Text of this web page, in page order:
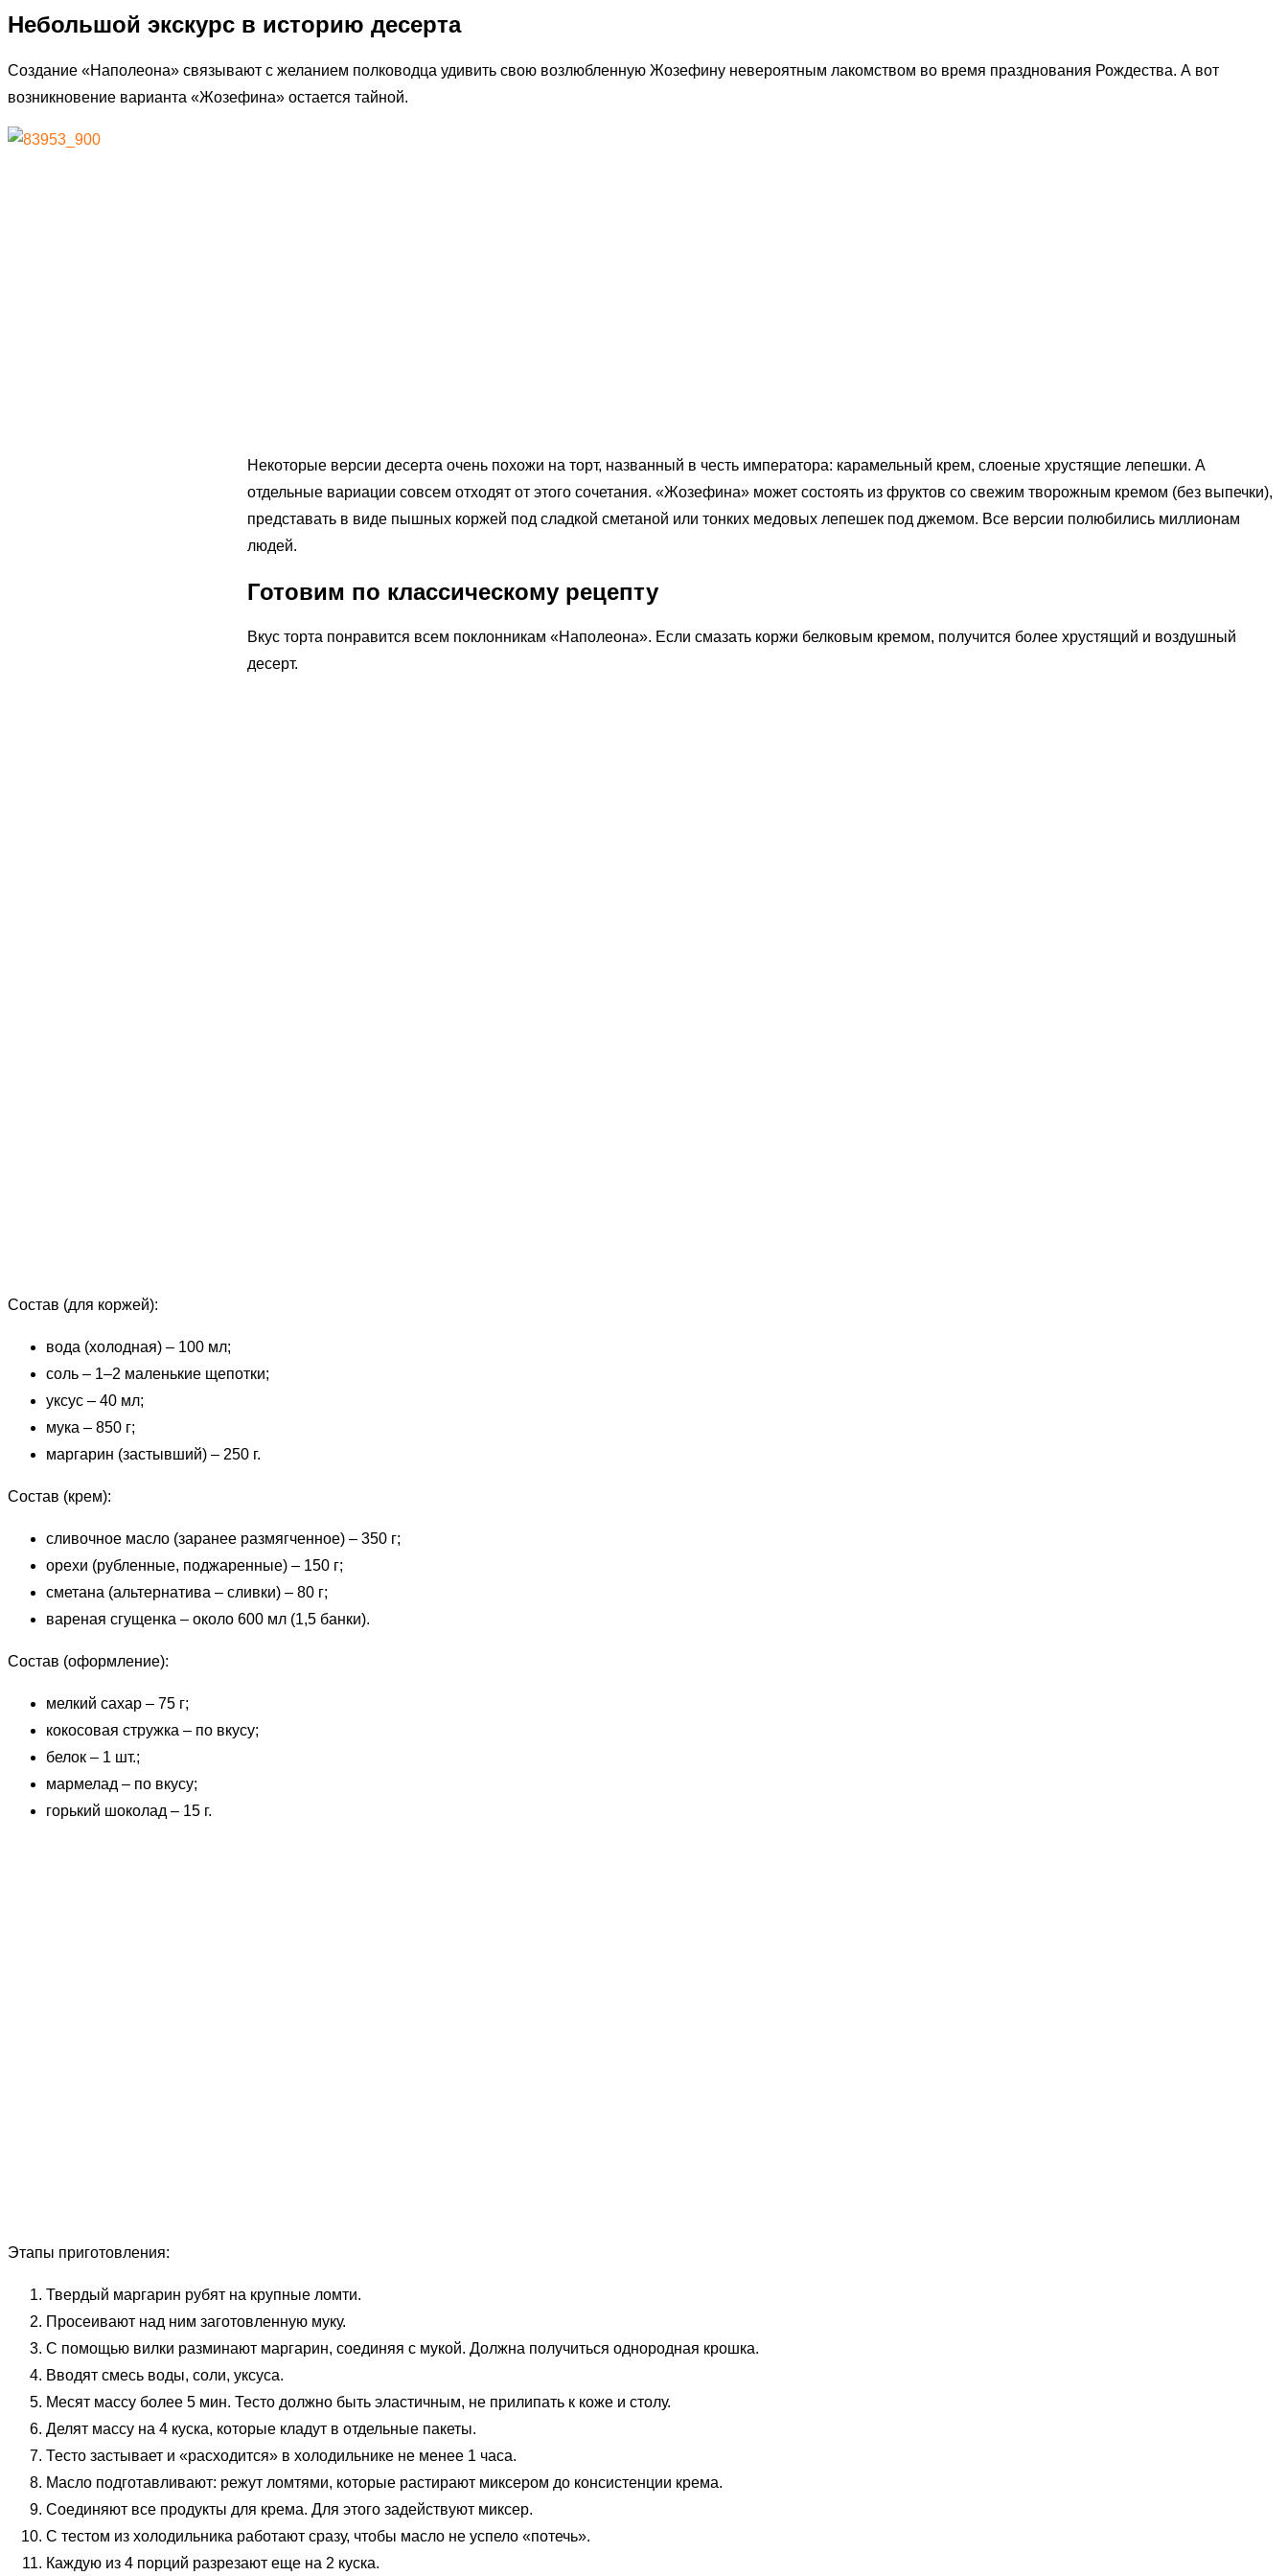
Небольшой экскурс в историю десерта
Создание «Наполеона» связывают с желанием полководца удивить свою возлюбленную Жозефину невероятным лакомством во время празднования Рождества. А вот
возникновение варианта «Жозефина» остается тайной.
Некоторые версии десерта очень похожи на торт, названный в честь императора: карамельный крем, слоеные хрустящие лепешки. А
отдельные вариации совсем отходят от этого сочетания. «Жозефина» может состоять из фруктов со свежим творожным кремом (без выпечки),
представать в виде пышных коржей под сладкой сметаной или тонких медовых лепешек под джемом. Все версии полюбились миллионам
людей.
Готовим по классическому рецепту
Вкус торта понравится всем поклонникам «Наполеона». Если смазать коржи белковым кремом, получится более хрустящий и воздушный
десерт.
Состав (для коржей):
вода (холодная) – 100 мл;
соль – 1–2 маленькие щепотки;
уксус – 40 мл;
мука – 850 г;
маргарин (застывший) – 250 г.
Состав (крем):
сливочное масло (заранее размягченное) – 350 г;
орехи (рубленные, поджаренные) – 150 г;
сметана (альтернатива – сливки) – 80 г;
вареная сгущенка – около 600 мл (1,5 банки).
Состав (оформление):
мелкий сахар – 75 г;
кокосовая стружка – по вкусу;
белок – 1 шт.;
мармелад – по вкусу;
горький шоколад – 15 г.
Этапы приготовления:
Твердый маргарин рубят на крупные ломти.
Просеивают над ним заготовленную муку.
С помощью вилки разминают маргарин, соединяя с мукой. Должна получиться однородная крошка.
Вводят смесь воды, соли, уксуса.
Месят массу более 5 мин. Тесто должно быть эластичным, не прилипать к коже и столу.
Делят массу на 4 куска, которые кладут в отдельные пакеты.
Тесто застывает и «расходится» в холодильнике не менее 1 часа.
Масло подготавливают: режут ломтями, которые растирают миксером до консистенции крема.
Соединяют все продукты для крема. Для этого задействуют миксер.
С тестом из холодильника работают сразу, чтобы масло не успело «потечь».
Каждую из 4 порций разрезают еще на 2 куска.